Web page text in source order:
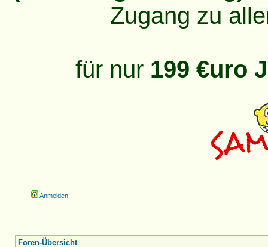
Zugang zu
für nur 199 €uro
Anmelden
Foren-Übersicht